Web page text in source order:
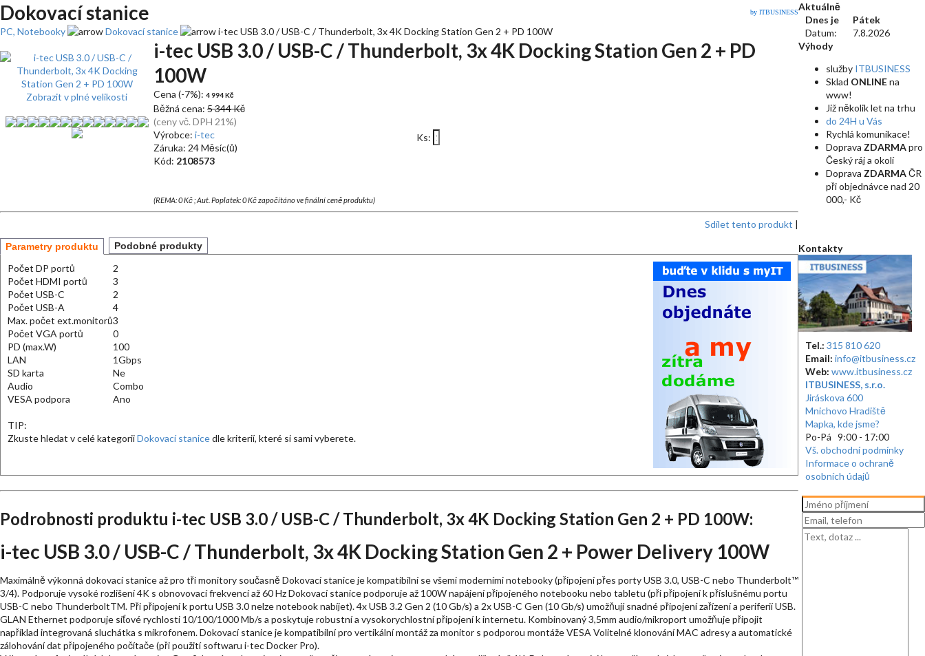
Dokovací stanice by ITBUSINESS
PC, Notebooky Dokovací stanice i-tec USB 3.0 / USB-C / Thunderbolt, 3x 4K Docking Station Gen 2 + PD 100W
Zobrazit v plné velikosti
i-tec USB 3.0 / USB-C / Thunderbolt, 3x 4K Docking Station Gen 2 + PD
100W
Cena (-7%): 4 994 Kč
Běžná cena: 5 344 Kč
(ceny vč. DPH 21%)
Ks:
Výrobce: i-tec
Záruka: 24 Měsíc(ů)
Kód: 2108573
(REMA: 0 Kč ; Aut. Poplatek: 0 Kč započítáno ve finální ceně produktu)
Sdílet tento produkt |
Parametry produktu Podobné produkty
Počet DP portů
2
Počet HDMI portů
3
Počet USB-C
2
Počet USB-A
4
Max. počet ext.monitorů3
Počet VGA portů
0
PD (max.W)
100
LAN
1Gbps
SD karta
Ne
Audio
Combo
VESA podpora
Ano
TIP:
Zkuste hledat v celé kategoriiDokovací stanicedle kriterií, které si sami vyberete.
Podrobnosti produktu i-tec USB 3.0 / USB-C / Thunderbolt, 3x 4K Docking Station Gen 2 + PD 100W:
i-tec USB 3.0 / USB-C / Thunderbolt, 3x 4K Docking Station Gen 2 + Power Delivery 100W
Maximálně výkonná dokovací stanice až pro tři monitory současně Dokovací stanice je kompatibilní se všemi moderními notebooky (připojení přes porty USB 3.0, USB-C nebo Thunderbolt™
3/4). Podporuje vysoké rozlišení 4K s obnovovací frekvencí až 60 Hz Dokovací stanice podporuje až 100W napájení připojeného notebooku nebo tabletu (při připojení k příslušnému portu
USB-C nebo ThunderboltTM. Při připojení k portu USB 3.0 nelze notebook nabíjet). 4x USB 3.2 Gen 2 (10 Gb/s) a 2x USB-C Gen (10 Gb/s) umožňují snadné připojení zařízení a periferií USB.
GLAN Ethernet podporuje síťové rychlosti 10/100/1000 Mb/s a poskytuje robustní a vysokorychlostní připojení k internetu. Kombinovaný 3,5mm audio/mikroport umožňuje připojit
například integrovaná sluchátka s mikrofonem. Dokovací stanice je kompatibilní pro vertikální montáž za monitor s podporou montáže VESA Volitelné klonování MAC adresy a automatické
zálohování dat připojeného počítače (při použití softwaru i-tec Docker Pro).
Aktuálně
Dnes je
Pátek
Datum:
7.8.2026
Výhody
služby ITBUSINESS
Sklad ONLINEna
www!
Již několik let na trhu
do 24H u Vás
Rychlá komunikace!
Doprava ZDARMApro
Český ráj a okolí
Doprava ZDARMAČR
při objednávce nad 20
000,- Kč
Kontakty
Tel.: 315 810 620
Email: info@itbusiness.cz
Web: www.itbusiness.cz
ITBUSINESS, s.r.o.
Jiráskova 600
Mnichovo Hradiště
Mapka, kde jsme?
Po-Pá 9:00 - 17:00
Vš. obchodní podmínky
Informace o ochraně
osobních údajů